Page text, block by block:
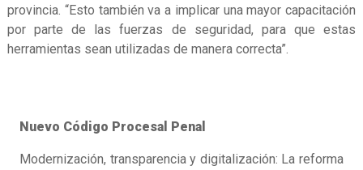
provincia. “Esto también va a implicar una mayor capacitación
por parte de las fuerzas de seguridad, para que estas
herramientas sean utilizadas de manera correcta”.
Nuevo Código Procesal Penal
Modernización, transparencia y digitalización: La reforma